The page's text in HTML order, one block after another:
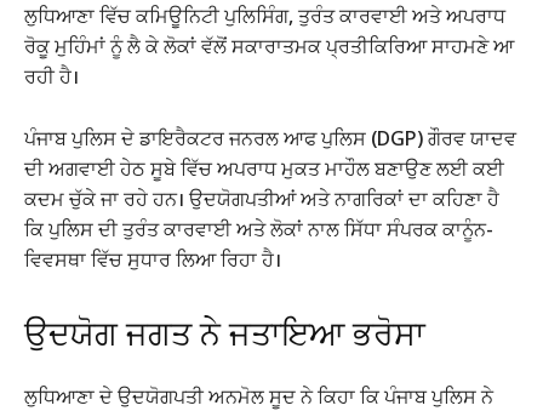
ਲੁਧਿਆਣਾ ਵਿੱਚ ਕਮਿਊਨਿਟੀ ਪੁਲਿਸਿੰਗ, ਤੁਰੰਤ ਕਾਰਵਾਈ ਅਤੇ ਅਪਰਾਧ
ਰੋਕੂ ਮੁਹਿੰਮਾਂ ਨੂੰ ਲੈ ਕੇ ਲੋਕਾਂ ਵੱਲੋਂ ਸਕਾਰਾਤਮਕ ਪ੍ਰਤੀਕਿਰਿਆ ਸਾਹਮਣੇ ਆ
ਰਹੀ ਹੈ।
ਪੰਜਾਬ ਪੁਲਿਸ ਦੇ ਡਾਇਰੈਕਟਰ ਜਨਰਲ ਆਫ ਪੁਲਿਸ (DGP) ਗੌਰਵ ਯਾਦਵ
ਦੀ ਅਗਵਾਈ ਹੇਠ ਸੂਬੇ ਵਿੱਚ ਅਪਰਾਧ ਮੁਕਤ ਮਾਹੌਲ ਬਣਾਉਣ ਲਈ ਕਈ
ਕਦਮ ਚੁੱਕੇ ਜਾ ਰਹੇ ਹਨ। ਉਦਯੋਗਪਤੀਆਂ ਅਤੇ ਨਾਗਰਿਕਾਂ ਦਾ ਕਹਿਣਾ ਹੈ
ਕਿ ਪੁਲਿਸ ਦੀ ਤੁਰੰਤ ਕਾਰਵਾਈ ਅਤੇ ਲੋਕਾਂ ਨਾਲ ਸਿੱਧਾ ਸੰਪਰਕ ਕਾਨੂੰਨ-
ਵਿਵਸਥਾ ਵਿੱਚ ਸੁਧਾਰ ਲਿਆ ਰਿਹਾ ਹੈ।
ਉਦਯੋਗ ਜਗਤ ਨੇ ਜਤਾਇਆ ਭਰੋਸਾ
ਲੁਧਿਆਣਾ ਦੇ ਉਦਯੋਗਪਤੀ ਅਨਮੋਲ ਸੂਦ ਨੇ ਕਿਹਾ ਕਿ ਪੰਜਾਬ ਪੁਲਿਸ ਨੇ